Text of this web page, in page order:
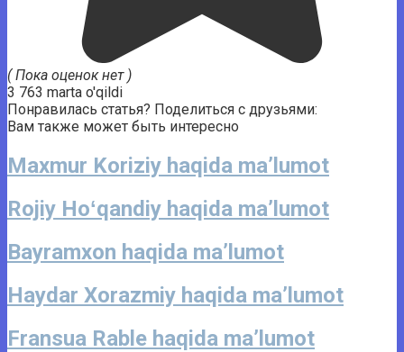
( Пока оценок нет )
3 763 marta o'qildi
Понравилась статья? Поделиться с друзьями:
Вам также может быть интересно
Maxmur Koriziy haqida ma’lumot
Rojiy Hoʻqandiy haqida ma’lumot
Bayramxon haqida ma’lumot
Haydar Xorazmiy haqida ma’lumot
Fransua Rable haqida ma’lumot